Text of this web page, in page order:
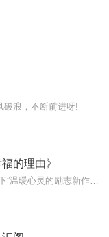
破浪，不断前进呀!
的理由》